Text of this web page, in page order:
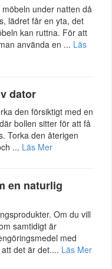
under natten då
lädret får en yta, det
kan ruttna. För att
använda en ... Läs
dator
den försiktigt med en
bollen sitter för att få
Torka den återigen
... Läs Mer
en naturlig
Om du vill
samtidigt är
med
det är det.... Läs Mer